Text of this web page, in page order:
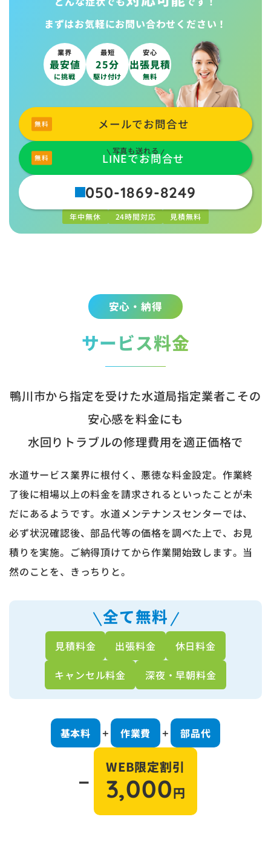
まずはお気軽にお問い合わせください！
業界
最安値
に挑戦
最短
25分
駆け付け
安心
出張見積
無料
メールでお問合せ
写真も送れる
LINEでお問合せ
050-1869-8249
年中無休 24時間対応 見積無料
安心・納得
サービス料金
鴨川市から指定を受けた水道局指定業者こその
安心感を料金にも
水回りトラブルの修理費用を適正価格で
水道サービス業界に根付く、悪徳な料金設定。作業終
了後に相場以上の料金を請求されるといったことが未
だにあるようです。水道メンテナンスセンターでは、
必ず状況確認後、部品代等の価格を調べた上で、お見
積りを実施。ご納得頂けてから作業開始致します。当
然のことを、きっちりと。
見積料金 出張料金
休日料金
キャンセル料金
深夜・早朝料金
全て無料
基本料 ＋ 作業費 ＋ 部品代
－
WEB限定割引
3,000円